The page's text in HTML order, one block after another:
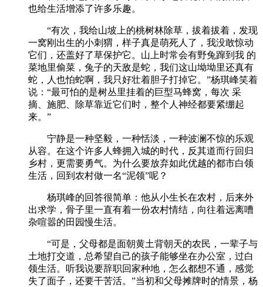
也给生活增添了许多乐趣。
“有次，我给山坡上的桃树林除草，拔着拔着，发现
一窝刚出生的小刺猬，样子真是萌死人了，我没敢惊动
它们，还盖好了草保护它。山上时常会有野兔蹿到我 的
菜地里偷菜，兔子的天敌是蛇，我们这山坳坳里还真有
蛇，人也怕蛇啊，我只好壮着胆子打掉它。”杨琪峰笑着
说：“最可怕的是树丛里挂着的巨型马蜂窝，每次 采
摘、施肥、除草靠近它们时，整个人神经都要紧绷起
来。”
宁静是一种坚毅，一种恬淡，一种波澜不惊的乐观
从容。在这个许多人蜂拥入城的时代，反其道而行回归
乡村，更需要勇气。为什么要放弃如此优越的都市白领
生活，回到农村做一名“泥领”呢？
杨琪峰的回答很简单：他从小生长在农村，后来外
出求学，骨子里一直有着一份农村情结，向往着远离嘈
杂喧嚣的田园慢生活。
“可是，父母都是面朝黄土背朝天的农民，一辈子与
土地打交道，总希望自己的孩子能够坐在办公室，过白
领生活。听我说要辞职回家种地，怎么都想不通，感觉
失了面子，还要干苦活。”当初和父母摊牌时的情景，杨